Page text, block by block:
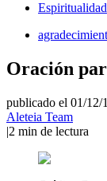
Espiritualidad
Oración
publicado el 01/12/
Aleteia Team
|2 min de lectura